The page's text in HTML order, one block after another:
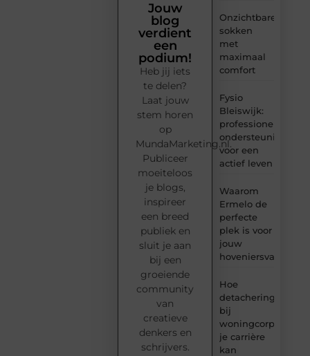
Onzichtbare
sokken
met
maximaal
comfort
Fysio
Bleiswijk:
professionele
ondersteuning
voor een
actief leven
Waarom
Ermelo de
perfecte
plek is voor
jouw
Hoe
detachering
bij
woningcorporaties
je carrière
kan
Jouw
blog
verdient
een
podium!
Heb jij iets
te delen?
Laat jouw
stem horen
op
MundaMarketing.nl.
Publiceer
moeiteloos
je blogs,
inspireer
een breed
publiek en
sluit je aan
bij een
groeiende
community
van
creatieve
denkers en
schrijvers.